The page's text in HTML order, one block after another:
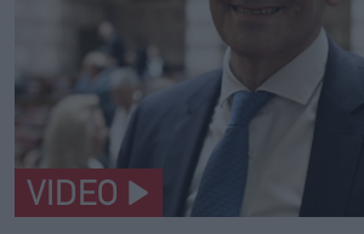
VIDEO